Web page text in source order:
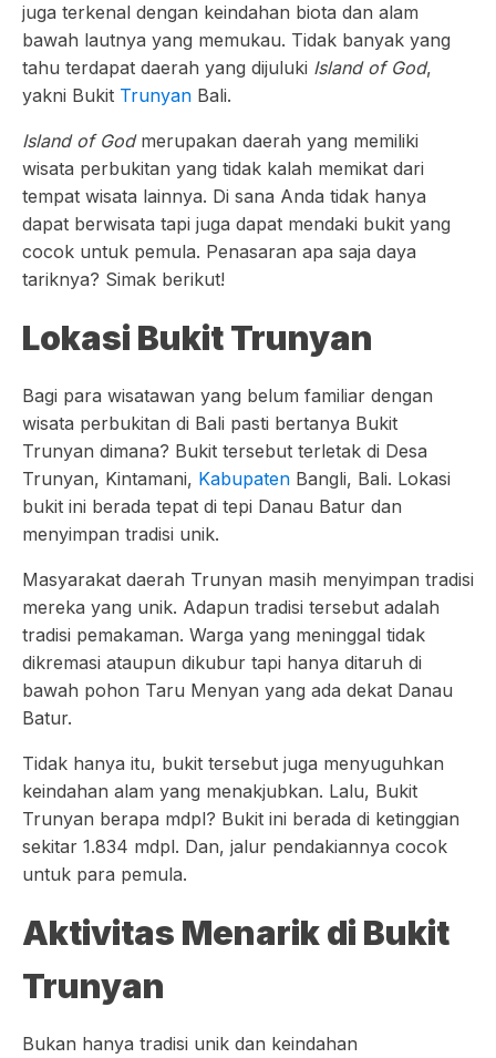
juga terkenal dengan keindahan biota dan alam
bawah lautnya yang memukau. Tidak banyak yang
tahu terdapat daerah yang dijuluki Island of God,
yakni Bukit Trunyan Bali.
Island of Godmerupakan daerah yang memiliki
wisata perbukitan yang tidak kalah memikat dari
tempat wisata lainnya. Di sana Anda tidak hanya
dapat berwisata tapi juga dapat mendaki bukit yang
cocok untuk pemula. Penasaran apa saja daya
tariknya? Simak berikut!
Lokasi Bukit Trunyan
Bagi para wisatawan yang belum familiar dengan
wisata perbukitan di Bali pasti bertanya Bukit
Trunyan dimana? Bukit tersebut terletak di Desa
Trunyan, Kintamani, Kabupaten Bangli, Bali. Lokasi
bukit ini berada tepat di tepi Danau Batur dan
menyimpan tradisi unik.
Masyarakat daerah Trunyan masih menyimpan tradisi
mereka yang unik. Adapun tradisi tersebut adalah
tradisi pemakaman. Warga yang meninggal tidak
dikremasi ataupun dikubur tapi hanya ditaruh di
bawah pohon Taru Menyan yang ada dekat Danau
Batur.
Tidak hanya itu, bukit tersebut juga menyuguhkan
keindahan alam yang menakjubkan. Lalu, Bukit
Trunyan berapa mdpl? Bukit ini berada di ketinggian
sekitar 1.834 mdpl. Dan, jalur pendakiannya cocok
untuk para pemula.
Aktivitas Menarik di Bukit
Trunyan
Bukan hanya tradisi unik dan keindahan